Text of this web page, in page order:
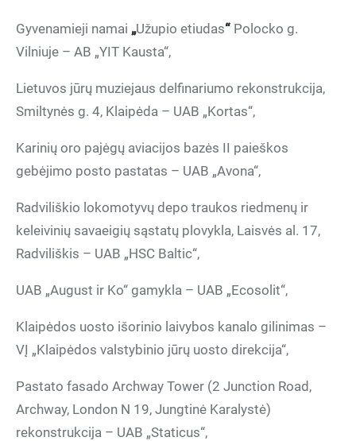
Gyvenamieji namai „Užupio etiudas“ Polocko g.
Vilniuje – AB „YIT Kausta“,
Lietuvos jūrų muziejaus delfinariumo rekonstrukcija,
Smiltynės g. 4, Klaipėda – UAB „Kortas“,
Karinių oro pajėgų aviacijos bazės II paieškos
gebėjimo posto pastatas – UAB „Avona“,
Radviliškio lokomotyvų depo traukos riedmenų ir
keleivinių savaeigių sąstatų plovykla, Laisvės al. 17,
Radviliškis – UAB „HSC Baltic“,
UAB „August ir Ko“ gamykla – UAB „Ecosolit“,
Klaipėdos uosto išorinio laivybos kanalo gilinimas –
VĮ „Klaipėdos valstybinio jūrų uosto direkcija“,
Pastato fasado Archway Tower (2 Junction Road,
Archway, London N 19, Jungtinė Karalystė)
rekonstrukcija – UAB „Staticus“,